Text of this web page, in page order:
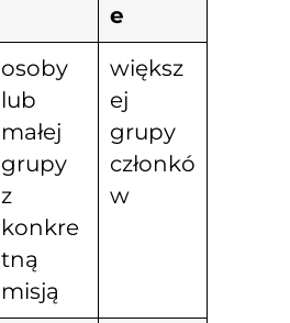
e
osoby
lub
małej
grupy
z
konkre
tną
misją
większ
ej
grupy
członkó
w